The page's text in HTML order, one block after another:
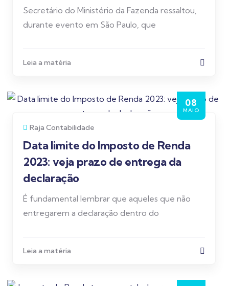
Secretário do Ministério da Fazenda ressaltou,
durante evento em São Paulo, que
Leia a matéria
08
MAIO
Raja Contabilidade
Data limite do Imposto de Renda
2023: veja prazo de entrega da
declaração
É fundamental lembrar que aqueles que não
entregarem a declaração dentro do
Leia a matéria